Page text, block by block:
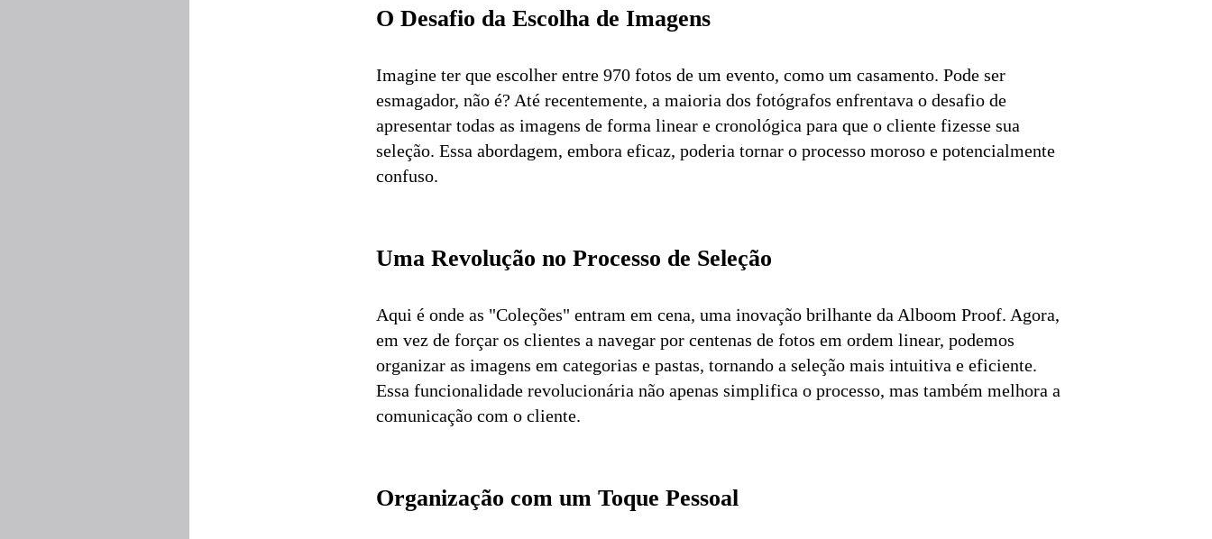
O Desafio da Escolha de Imagens
Imagine ter que escolher entre 970 fotos de um evento, como um casamento. Pode ser
esmagador, não é? Até recentemente, a maioria dos fotógrafos enfrentava o desafio de
apresentar todas as imagens de forma linear e cronológica para que o cliente fizesse sua
seleção. Essa abordagem, embora eficaz, poderia tornar o processo moroso e potencialmente
confuso.
Uma Revolução no Processo de Seleção
Aqui é onde as "Coleções" entram em cena, uma inovação brilhante da Alboom Proof. Agora,
em vez de forçar os clientes a navegar por centenas de fotos em ordem linear, podemos
organizar as imagens em categorias e pastas, tornando a seleção mais intuitiva e eficiente.
Essa funcionalidade revolucionária não apenas simplifica o processo, mas também melhora a
comunicação com o cliente.
Organização com um Toque Pessoal